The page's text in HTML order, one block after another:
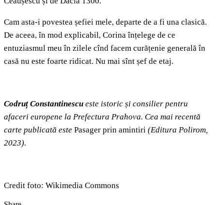
Cam asta-i povestea șefiei mele, departe de a fi una clasică.
De aceea, în mod explicabil, Corina înțelege de ce
entuziasmul meu în zilele cînd facem curățenie generală în
casă nu este foarte ridicat. Nu mai sînt șef de etaj.
Codruț Constantinescu este istoric și consilier pentru
afaceri europene la Prefectura Prahova. Cea mai recentă
carte publicată este Pasager prin amintiri (Editura Polirom,
2023).
Credit foto: Wikimedia Commons